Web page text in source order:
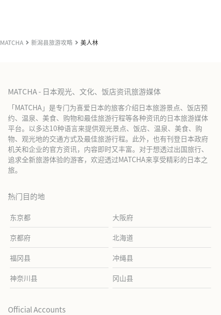
MATCHA 新潟县旅游攻略 美人林
MATCHA - 日本观光、文化、饭店资讯旅游媒体
「MATCHA」是专门为喜爱日本的旅客介绍日本旅游景点、饭店预
约、温泉、美食、购物和最佳旅游行程等各种资讯的日本旅游媒体
平台。以多达10种语言来提供观光景点、饭店、温泉、美食、购
物、观光地的交通方式及最佳旅游行程。此外，也有刊登日本政府
机关和企业的官方资讯，内容即时又丰富。对于想透过出国旅行、
追求全新旅游体验的游客，欢迎透过MATCHA来享受精彩的日本之
旅。
热门目的地
东京都 大阪府
京都府 北海道
福冈县 冲绳县
神奈川县 冈山县
Official Accounts